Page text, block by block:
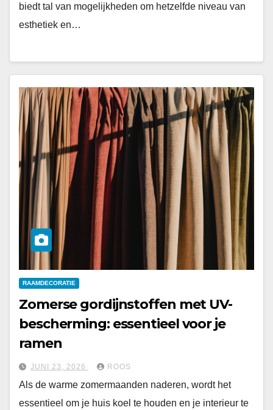
biedt tal van mogelijkheden om hetzelfde niveau van
esthetiek en…
RAAMDECORATIE
Zomerse gordijnstoffen met UV-
bescherming: essentieel voor je
ramen
JUNI 23, 2026 ROOS
Als de warme zomermaanden naderen, wordt het
essentieel om je huis koel te houden en je interieur te